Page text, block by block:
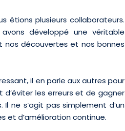
étions plusieurs collaborateurs.
développé une véritable
nos découvertes et nos bonnes
il en parle aux autres pour
les erreurs et de gagner
ne s’agit pas simplement d’un
et d’amélioration continue.